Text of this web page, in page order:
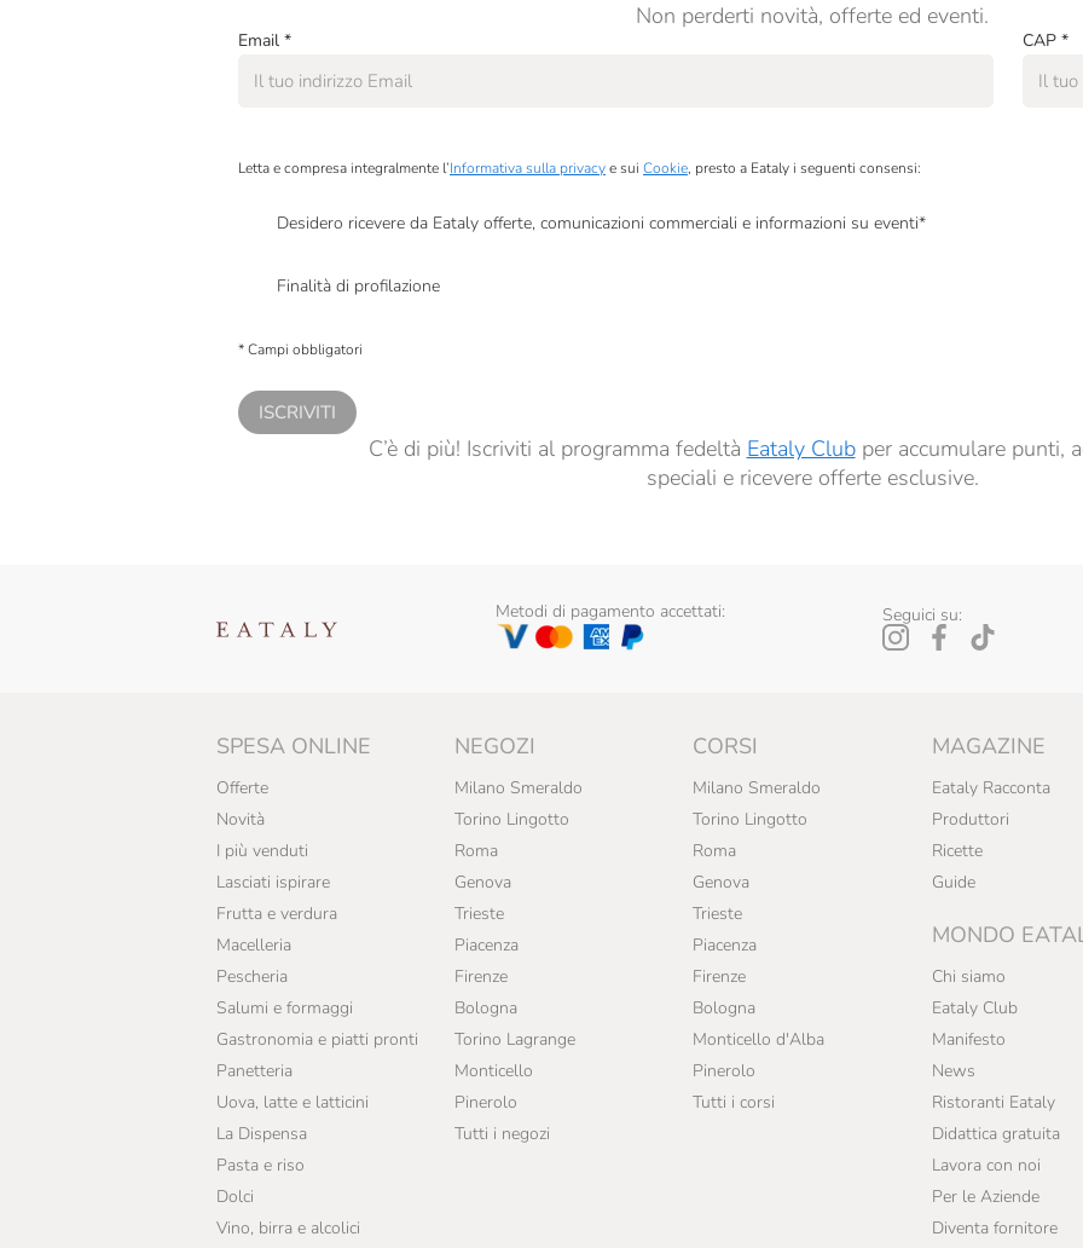
Non perderti novità, offerte ed eventi.
Email * CAP *
Letta e compresa integralmente l’Informativa sulla privacye sui Cookie, presto a Eataly i seguenti consensi:
Desidero ricevere da Eataly offerte, comunicazioni commerciali e informazioni su eventi*
Finalità di profilazione
* Campi obbligatori
ISCRIVITI
C’è di più! Iscriviti al programma fedeltà Eataly Clubper accumulare punti,
speciali e ricevere offerte esclusive.
Metodi di pagamento accettati: Seguici su:
SPESA ONLINE
Offerte
Novità
I più venduti
Lasciati ispirare
Frutta e verdura
Macelleria
Pescheria
Salumi e formaggi
Gastronomia e piatti pronti
Panetteria
Uova, latte e latticini
La Dispensa
Pasta e riso
Dolci
Vino, birra e alcolici
NEGOZI
Milano Smeraldo
Torino Lingotto
Roma
Genova
Trieste
Piacenza
Firenze
Bologna
Torino Lagrange
Monticello
Pinerolo
Tutti i negozi
CORSI
Milano Smeraldo
Torino Lingotto
Roma
Genova
Trieste
Piacenza
Firenze
Bologna
Monticello d'Alba
Pinerolo
Tutti i corsi
MAGAZINE
Eataly Racconta
Produttori
Ricette
Guide
MONDO
Chi siamo
Eataly Club
Manifesto
News
Ristoranti Eataly
Didattica gratuita
Lavora con noi
Per le Aziende
Diventa fornitore